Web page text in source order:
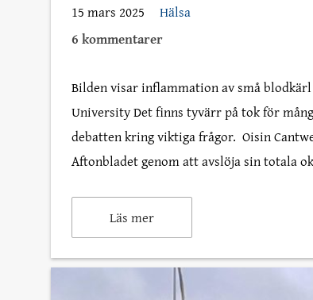
15 mars 2025
Hälsa
6 kommentarer
Bilden visar inflammation av små
University Det finns tyvärr på tok för
debatten kring viktiga frågor. Oisin
Aftonbladet genom att avslöja sin totala
Läs mer